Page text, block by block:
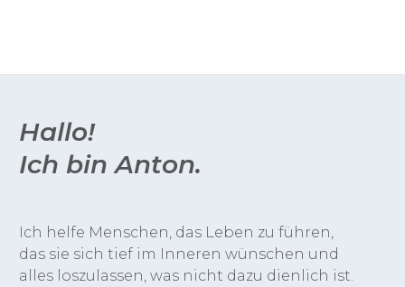
Hallo!
Ich bin Anton.
Ich helfe Menschen, das Leben zu führen,
das sie sich tief im Inneren wünschen und
alles loszulassen, was nicht dazu dienlich ist.